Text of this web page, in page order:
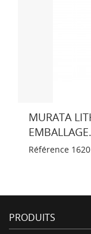
MURATA
Référence 1620
PRODUITS